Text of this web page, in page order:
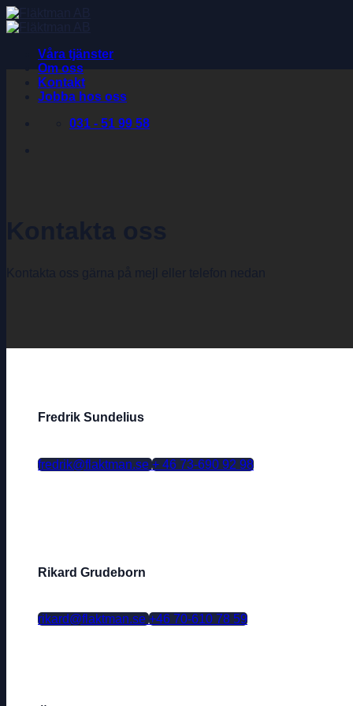
Skip
to
Våra tjänster
Om oss
Kontakt
Jobba hos oss
031 - 51 99 58
Fredrik Sundelius
fredrik@flaktman.se + 46 73-690 92 98
Rikard Grudeborn
rikard@flaktman.se +46 70-610 78 59